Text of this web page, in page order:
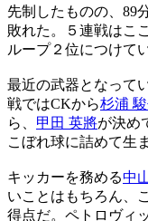
先制したものの、89
敗れた。５連戦はこ
ループ２位につけて
最近の武器となって
戦ではCKから杉浦
ら、 甲田 英將が決め
こぼれ球に詰めて生
キッカーを務める中
いことはもちろん、
得点だ。ペトロヴィ